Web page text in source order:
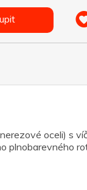
oceli) s
plnobarevného